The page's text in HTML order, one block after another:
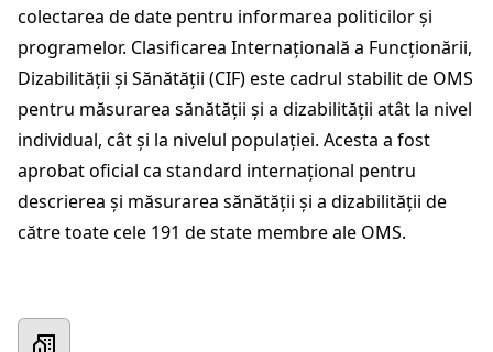
colectarea de date pentru informarea politicilor și
programelor. Clasificarea Internațională a Funcționării,
Dizabilității și Sănătății (CIF) este cadrul stabilit de OMS
pentru măsurarea sănătății și a dizabilității atât la nivel
individual, cât și la nivelul populației. Acesta a fost
aprobat oficial ca standard internațional pentru
descrierea și măsurarea sănătății și a dizabilității de
către toate cele 191 de state membre ale OMS.